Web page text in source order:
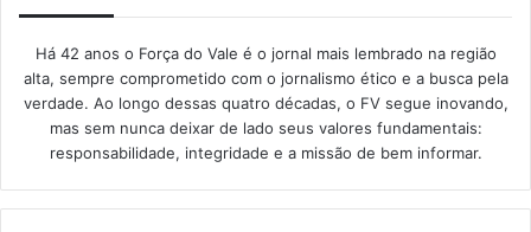
Há 42 anos o Força do Vale é o jornal mais lembrado na região
alta, sempre comprometido com o jornalismo ético e a busca pela
verdade. Ao longo dessas quatro décadas, o FV segue inovando,
mas sem nunca deixar de lado seus valores fundamentais:
responsabilidade, integridade e a missão de bem informar.​